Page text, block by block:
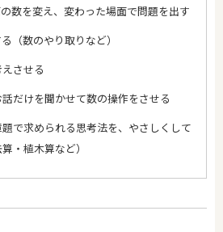
数を変え、変わった場面で問題を出す
（数のやり取りなど）
させる
だけを聞かせて数の操作をさせる
で求められる思考法を、やさしくして
・植木算など）